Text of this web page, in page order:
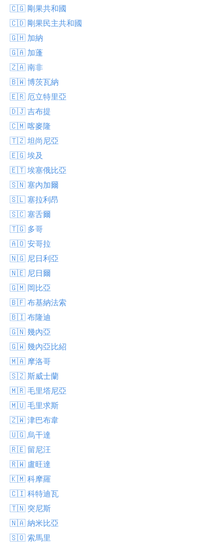
🇨🇬 剛果共和國
🇨🇩 剛果民主共和國
🇬🇭 加納
🇬🇦 加蓬
🇿🇦 南非
🇧🇼 博茨瓦納
🇪🇷 厄立特里亞
🇩🇯 吉布提
🇨🇲 喀麥隆
🇹🇿 坦尚尼亞
🇪🇬 埃及
🇪🇹 埃塞俄比亞
🇸🇳 塞內加爾
🇸🇱 塞拉利昂
🇸🇨 塞舌爾
🇹🇬 多哥
🇦🇴 安哥拉
🇳🇬 尼日利亞
🇳🇪 尼日爾
🇬🇲 岡比亞
🇧🇫 布基納法索
🇧🇮 布隆迪
🇬🇳 幾內亞
🇬🇼 幾內亞比紹
🇲🇦 摩洛哥
🇸🇿 斯威士蘭
🇲🇷 毛里塔尼亞
🇲🇺 毛里求斯
🇿🇼 津巴布韋
🇺🇬 烏干達
🇷🇪 留尼汪
🇷🇼 盧旺達
🇰🇲 科摩羅
🇨🇮 科特迪瓦
🇹🇳 突尼斯
🇳🇦 納米比亞
🇸🇴 索馬里